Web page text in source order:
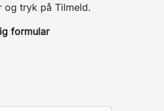
og tryk på Tilmeld.
formular